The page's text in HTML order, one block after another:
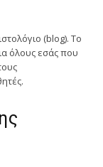
(blog). Tο
όλους εσάς που